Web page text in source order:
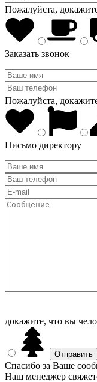
Пожалуйста,
Заказать звонок
Пожалуйста,
Письмо директору
докажите, что вы
Спасибо за Ваше
Наш менеджер